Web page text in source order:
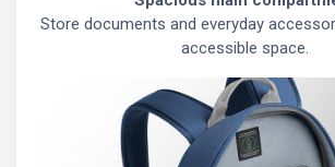
Store documents and everyday
accessible space.